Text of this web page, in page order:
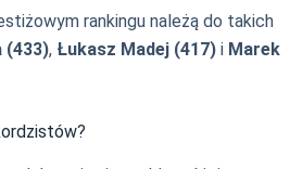
rankingu należą do takich
(433), Łukasz Madej (417) i Marek